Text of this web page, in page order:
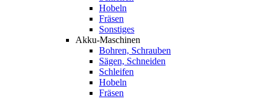
Hobeln
Fräsen
Sonstiges
Akku-Maschinen
Bohren, Schrauben
Sägen, Schneiden
Schleifen
Hobeln
Fräsen